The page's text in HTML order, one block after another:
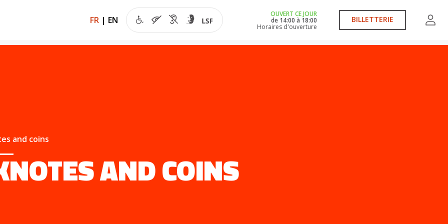
FR | EN
OUVERT CE JOUR
de 14:00 à 18:00
Horaires d'ouverture
BILLETTERIE
and coins
AND COINS